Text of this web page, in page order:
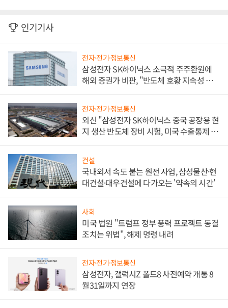
인기기사
전자·전기·정보통신
삼성전자 SK하이닉스 소극적 주주환원에
해외 증권가 비판, "반도체 호황 지속성 의
전자·전기·정보통신
외신 "삼성전자 SK하이닉스 중국 공장용 현
지 생산 반도체 장비 시험, 미국 수출통제 대
건설
국내외서 속도 붙는 원전 사업, 삼성물산·현
대건설·대우건설에 다가오는 '약속의 시간'
사회
미국 법원 "트럼프 정부 풍력 프로젝트 동결
조치는 위법", 해제 명령 내려
전자·전기·정보통신
삼성전자, 갤럭시Z 폴드8 사전예약 개통 8
월31일까지 연장